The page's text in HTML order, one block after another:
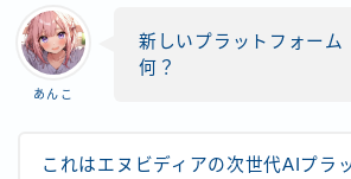
あんこ
新しいプラットフォーム
何？
これはエヌビディアの次世代AIプラ